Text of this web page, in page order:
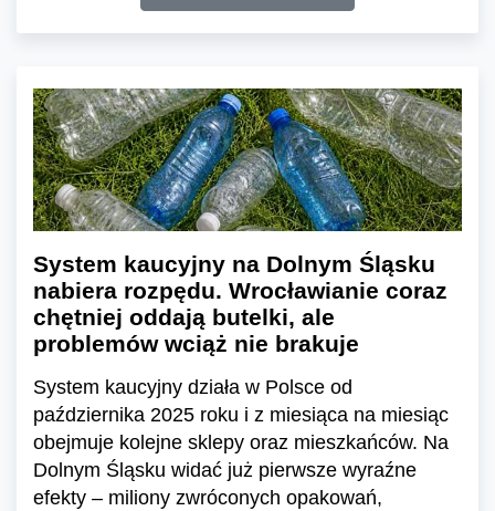
System kaucyjny na Dolnym Śląsku
nabiera rozpędu. Wrocławianie coraz
chętniej oddają butelki, ale
problemów wciąż nie brakuje
System kaucyjny działa w Polsce od
października 2025 roku i z miesiąca na miesiąc
obejmuje kolejne sklepy oraz mieszkańców. Na
Dolnym Śląsku widać już pierwsze wyraźne
efekty – miliony zwróconych opakowań,